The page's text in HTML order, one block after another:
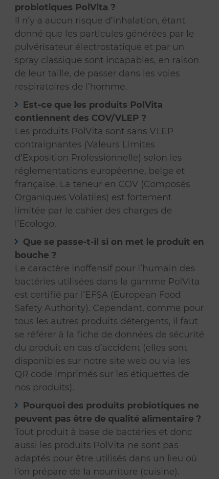
probiotiques PolVita ?
Il n’y a aucun risque d’inhalation, étant
donné que les particules générées par le
pulvérisateur électrostatique et par un
spray classique sont incapables, en raison
de leur taille, de passer dans les voies
respiratoires de l’homme.
Est-ce que les produits PolVita
contiennent des COV/VLEP ?
Les produits PolVita sont sans VLEP
contraignantes (Valeurs Limites
d’Exposition Professionnelle) selon les
réglementations européenne, belge et
française. La teneur en COV (Composés
Organiques Volatiles) est fortement
limitée par le cahier des charges de
l’Ecologo.
Que se passe-t-il si on met le produit en
bouche ?
Le caractère inoffensif pour l’humain des
bactéries utilisées dans la gamme PolVita
est certifié par l’EFSA (European Food
Safety Authority). Cependant, comme pour
tous les autres produits détergents, il faut
se référer à la fiche de données de sécurité
du produit en cas d’accident (elles sont
disponibles sur notre site web ou via les
QR code imprimés sur les étiquettes de
nos produits).
Pourquoi des produits probiotiques ne
peuvent pas être de qualité alimentaire ?
Tout produit à base de bactéries et donc
aussi les produits PolVita ne sont pas
adaptés pour être utilisés dans un lieu où
l’on prépare de la nourriture (cuisine).